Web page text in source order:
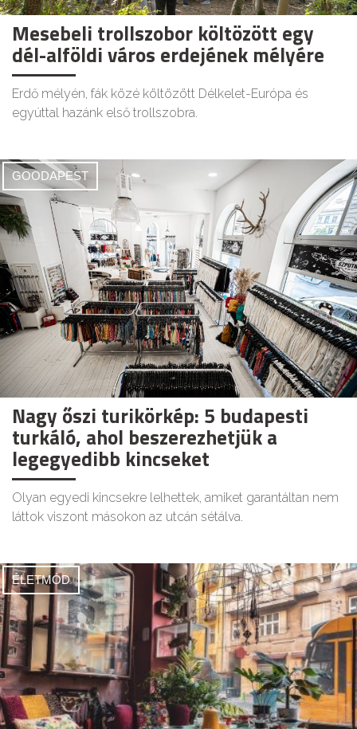
Mesebeli trollszobor költözött egy
dél-alföldi város erdejének mélyére
Erdő mélyén, fák közé költözött Délkelet-Európa és
egyúttal hazánk első trollszobra.
GOODAPEST
Nagy őszi turikörkép: 5 budapesti
turkáló, ahol beszerezhetjük a
legegyedibb kincseket
Olyan egyedi kincsekre lelhettek, amiket garantáltan nem
láttok viszont másokon az utcán sétálva.
ÉLETMÓD